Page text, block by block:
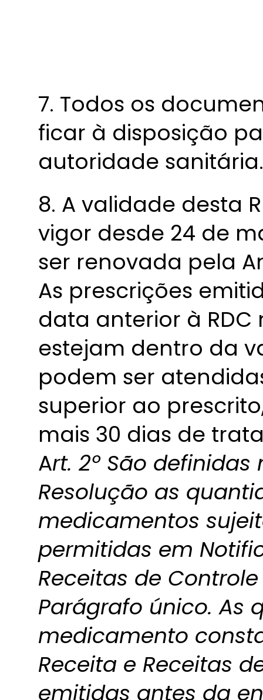
7. Todos os
ficar à disposição
autoridade sanitária.
8. A validade desta
vigor desde 24 de
ser renovada pela
As prescrições
data anterior à RDC
estejam dentro da
podem ser
superior ao
mais 30 dias de
Art. 2º São definidas
Resolução as
medicamentos
permitidas em
Receitas de
Parágrafo único. As
medicamento
Receita e Receitas
emitidas antes da